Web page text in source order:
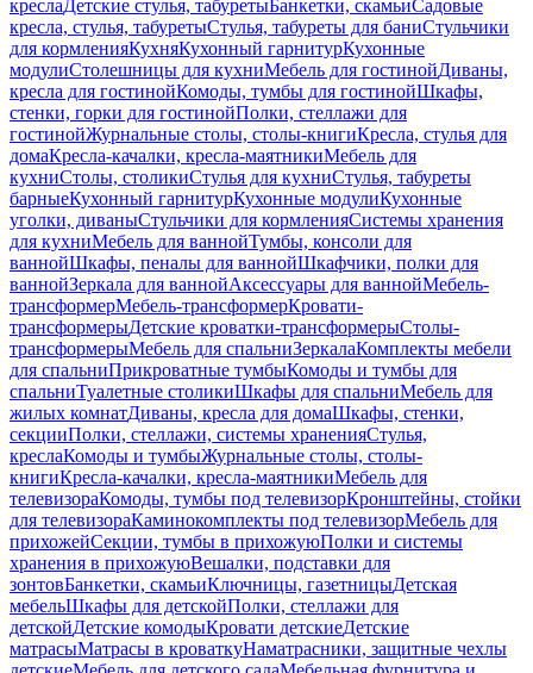
креслаДетские стулья, табуретыБанкетки, скамьиСадовые
кресла, стулья, табуретыСтулья, табуреты для баниСтульчики
для кормленияКухняКухонный гарнитурКухонные
модулиСтолешницы для кухниМебель для гостинойДиваны,
кресла для гостинойКомоды, тумбы для гостинойШкафы,
стенки, горки для гостинойПолки, стеллажи для
гостинойЖурнальные столы, столы-книгиКресла, стулья для
домаКресла-качалки, кресла-маятникиМебель для
кухниСтолы, столикиСтулья для кухниСтулья, табуреты
барныеКухонный гарнитурКухонные модулиКухонные
уголки, диваныСтульчики для кормленияСистемы хранения
для кухниМебель для ваннойТумбы, консоли для
ваннойШкафы, пеналы для ваннойШкафчики, полки для
ваннойЗеркала для ваннойАксессуары для ваннойМебель-
трансформерМебель-трансформерКровати-
трансформерыДетские кроватки-трансформерыСтолы-
трансформерыМебель для спальниЗеркалаКомплекты мебели
для спальниПрикроватные тумбыКомоды и тумбы для
спальниТуалетные столикиШкафы для спальниМебель для
жилых комнатДиваны, кресла для домаШкафы, стенки,
секцииПолки, стеллажи, системы храненияСтулья,
креслаКомоды и тумбыЖурнальные столы, столы-
книгиКресла-качалки, кресла-маятникиМебель для
телевизораКомоды, тумбы под телевизорКронштейны, стойки
для телевизораКаминокомплекты под телевизорМебель для
прихожейСекции, тумбы в прихожуюПолки и системы
хранения в прихожуюВешалки, подставки для
зонтовБанкетки, скамьиКлючницы, газетницыДетская
мебельШкафы для детскойПолки, стеллажи для
детскойДетские комодыКровати детскиеДетские
матрасыМатрасы в кроваткуНаматрасники, защитные чехлы